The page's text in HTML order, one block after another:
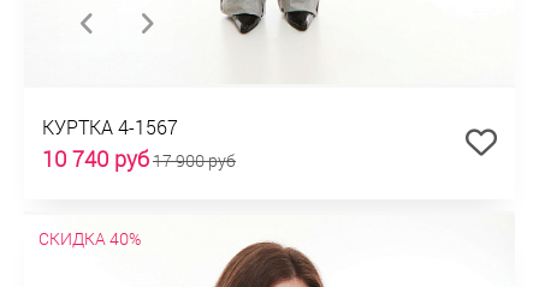
КУРТКА 4-1567
10 740 руб17 900 руб
СКИДКА 40%